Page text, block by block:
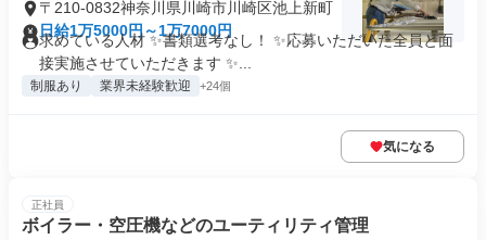
〒210-0832神奈川県川崎市川崎区池上新町
日給1万5000円～1万7000円
求めている人材 ✨書類選考なし！ ✨応募いただいた全員と面
接実施させていただきます ✨...
制服あり 業界未経験歓迎 +24個
気になる
正社員
ボイラー・空圧機などのユーティリティ管理